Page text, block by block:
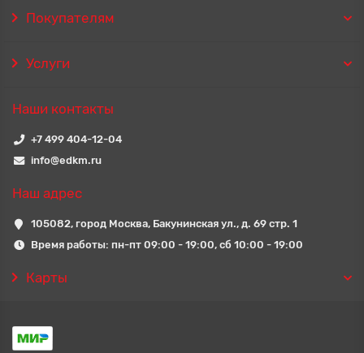
Покупателям
Услуги
Наши контакты
+7 499 404-12-04
info@edkm.ru
Наш адрес
105082, город Москва, Бакунинская ул., д. 69 стр. 1
Время работы: пн-пт 09:00 - 19:00, сб 10:00 - 19:00
Карты